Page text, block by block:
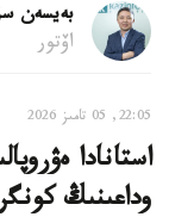
بەيسەن
اۆتور
22:05, 05 تامىز 2026
استانادا
وداعىنىڭ